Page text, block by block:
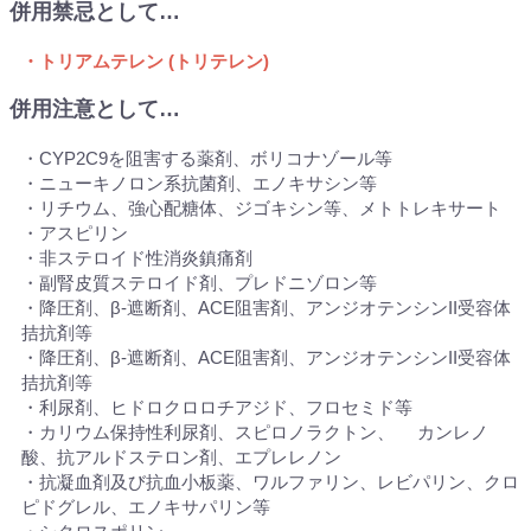
併用禁忌として…
・トリアムテレン (トリテレン)
併用注意として…
・CYP2C9を阻害する薬剤、ボリコナゾール等
・ニューキノロン系抗菌剤、エノキサシン等
・リチウム、強心配糖体、ジゴキシン等、メトトレキサート
・アスピリン
・非ステロイド性消炎鎮痛剤
・副腎皮質ステロイド剤、プレドニゾロン等
・降圧剤、β-遮断剤、ACE阻害剤、アンジオテンシンII受容体
拮抗剤等
・降圧剤、β-遮断剤、ACE阻害剤、アンジオテンシンII受容体
拮抗剤等
・利尿剤、ヒドロクロロチアジド、フロセミド等
・カリウム保持性利尿剤、スピロノラクトン、 カンレノ
酸、抗アルドステロン剤、エプレレノン
・抗凝血剤及び抗血小板薬、ワルファリン、レビパリン、クロ
ピドグレル、エノキサパリン等